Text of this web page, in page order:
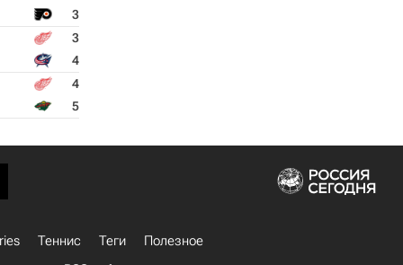
3
3
4
4
5
Теннис Теги
Полезное